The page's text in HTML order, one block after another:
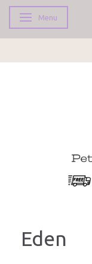
Skifte navigation
Menu
Eden